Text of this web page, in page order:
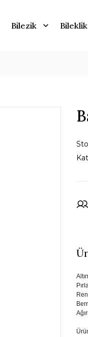
Bilezik Bileklik